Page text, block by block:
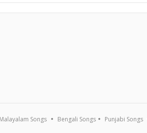
Malayalam Songs Bengali Songs Punjabi Songs